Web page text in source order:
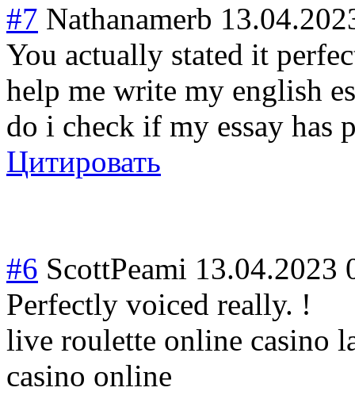
#7 Nathanamerb
You actually stated it
help me write my english
do i check if my essay has
Цитировать
#6 ScottPeami 13.04.2023
Perfectly voiced really. !
live roulette online casino
casino online